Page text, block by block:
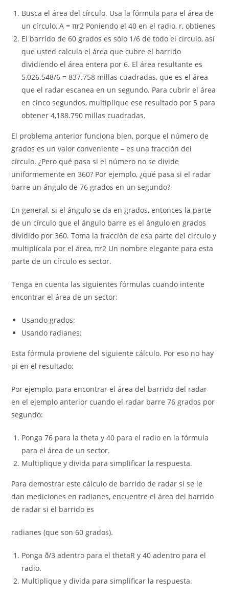
Busca el área del círculo. Usa la fórmula para el área de
un círculo, A = πr2 Poniendo el 40 en el radio, r, obtienes
El barrido de 60 grados es sólo 1/6 de todo el círculo, así
que usted calcula el área que cubre el barrido
dividiendo el área entera por 6. El área resultante es
5,026.548/6 = 837.758 millas cuadradas, que es el área
que el radar escanea en un segundo. Para cubrir el área
en cinco segundos, multiplique ese resultado por 5 para
obtener 4,188.790 millas cuadradas.
El problema anterior funciona bien, porque el número de
grados es un valor conveniente – es una fracción del
círculo. ¿Pero qué pasa si el número no se divide
uniformemente en 360? Por ejemplo, ¿qué pasa si el radar
barre un ángulo de 76 grados en un segundo?
En general, si el ángulo se da en grados, entonces la parte
de un círculo que el ángulo barre es el ángulo en grados
dividido por 360. Toma la fracción de esa parte del círculo y
multiplícala por el área, πr2 Un nombre elegante para esta
parte de un círculo es sector.
Tenga en cuenta las siguientes fórmulas cuando intente
encontrar el área de un sector:
Usando grados:
Usando radianes:
Esta fórmula proviene del siguiente cálculo. Por eso no hay
pi en el resultado:
Por ejemplo, para encontrar el área del barrido del radar
en el ejemplo anterior cuando el radar barre 76 grados por
segundo:
Ponga 76 para la theta y 40 para el radio en la fórmula
para el área de un sector.
Multiplique y divida para simplificar la respuesta.
Para demostrar este cálculo de barrido de radar si se le
dan mediciones en radianes, encuentre el área del barrido
de radar si el barrido es
radianes (que son 60 grados).
Ponga ð/3 adentro para el thetaR y 40 adentro para el
radio.
Multiplique y divida para simplificar la respuesta.